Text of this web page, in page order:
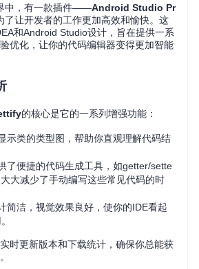
中，有一款插件——Android Studio Pr
了让开发者的工作更加高效和愉快。这
和Android Studio设计，旨在提供一系
优化，让你的代码编辑器变得更加智能
的核心是它的一系列增强功能：
示类的类型图，帮助你直观理解代码结
了便捷的代码生成工具，如getter/sette
大减少了手动编写这些常见代码的时
简洁，视觉效果良好，使你的IDE看起
时更新版本和下载统计，确保你总能获